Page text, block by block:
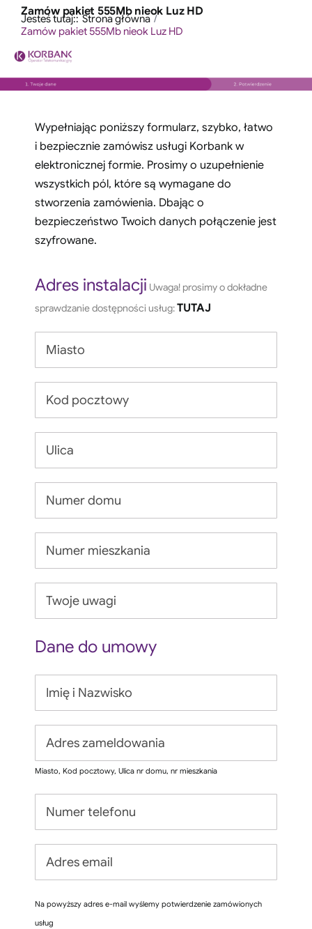
treści
PrzejdźZamów pakiet 555Mb nieok Luz HD
Jesteś tutaj:: Strona główna
Zamów pakiet 555Mb nieok Luz HD
Wypełniając poniższy formularz, szybko, łatwo
i bezpiecznie zamówisz usługi Korbank w
elektronicznej formie. Prosimy o uzupełnienie
wszystkich pól, które są wymagane do
stworzenia zamówienia. Dbając o
bezpieczeństwo Twoich danych połączenie jest
szyfrowane.
Adres instalacji Uwaga! prosimy o dokładne
sprawdzanie dostępności usług:TUTAJ
Dane do umowy
Miasto, Kod pocztowy, Ulica nr domu, nr mieszkania
Na powyższy adres e-mail wyślemy potwierdzenie zamówionych
usług